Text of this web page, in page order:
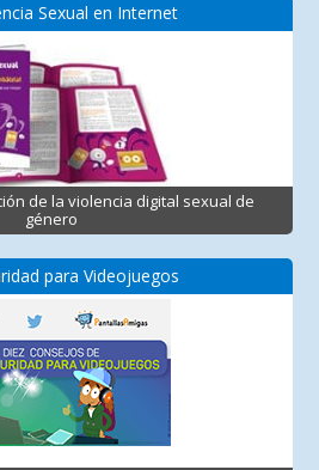
Sexual en Internet
de la violencia digital sexual de
género
para Videojuegos